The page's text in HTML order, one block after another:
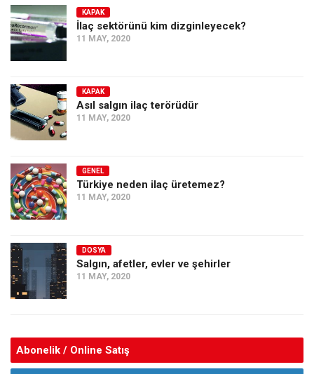
KAPAK
İlaç sektörünü kim dizginleyecek?
11 MAY, 2020
KAPAK
Asıl salgın ilaç terörüdür
11 MAY, 2020
GENEL
Türkiye neden ilaç üretemez?
11 MAY, 2020
DOSYA
Salgın, afetler, evler ve şehirler
11 MAY, 2020
Abonelik / Online Satış